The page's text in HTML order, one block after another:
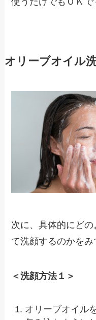
オリーブオイル
次に、具体的にど
て洗顔するのかをみ
＜洗顔方法１＞
オリーブオイル